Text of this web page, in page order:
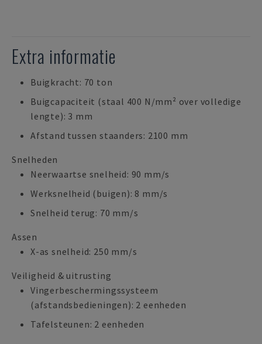
Extra informatie
Buigkracht: 70 ton
Buigcapaciteit (staal 400 N/mm² over volledige
lengte): 3 mm
Afstand tussen staanders: 2100 mm
Snelheden
Neerwaartse snelheid: 90 mm/s
Werksnelheid (buigen): 8 mm/s
Snelheid terug: 70 mm/s
Assen
X-as snelheid: 250 mm/s
Veiligheid & uitrusting
Vingerbeschermingssysteem
(afstandsbedieningen): 2 eenheden
Tafelsteunen: 2 eenheden